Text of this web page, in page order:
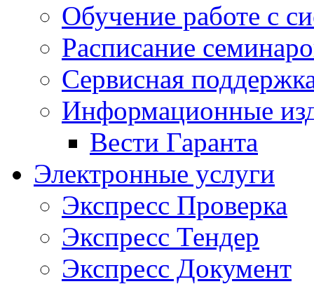
Обучение работе с
Расписание
Сервисная
Информационные
Вести Гаранта
Электронные услуги
Экспресс Проверка
Экспресс Тендер
Экспресс Документ